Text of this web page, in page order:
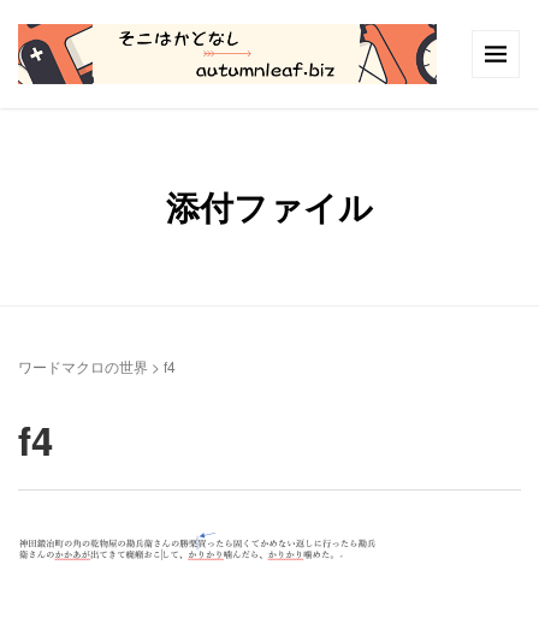
添付ファイル
ワードマクロの世界 > f4
f4